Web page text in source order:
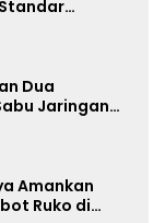
Dua
Jaringan
Amankan
Ruko di